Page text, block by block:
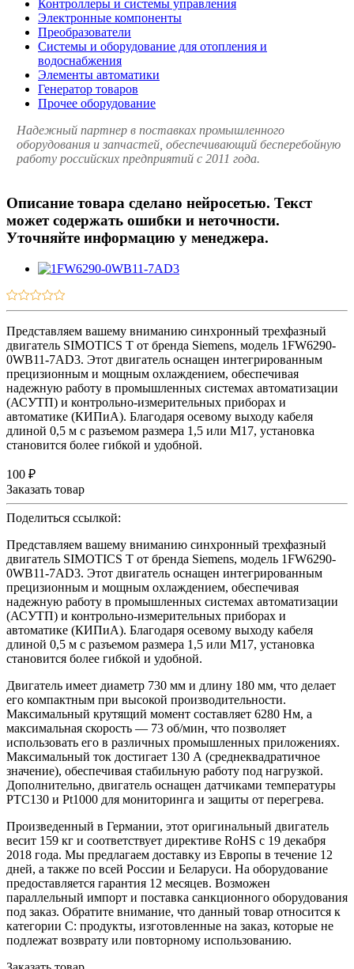
Контроллеры и системы управления
Электронные компоненты
Преобразователи
Системы и оборудование для отопления и
водоснабжения
Элементы автоматики
Генератор товаров
Прочее оборудование
Надежный партнер в поставках промышленного
оборудования и запчастей, обеспечивающий бесперебойную
работу российских предприятий с 2011 года.
Описание товара сделано нейросетью. Текст
может содержать ошибки и неточности.
Уточняйте информацию у менеджера.
Представляем вашему вниманию синхронный трехфазный
двигатель SIMOTICS T от бренда Siemens, модель 1FW6290-
0WB11-7AD3. Этот двигатель оснащен интегрированным
прецизионным и мощным охлаждением, обеспечивая
надежную работу в промышленных системах автоматизации
(АСУТП) и контрольно-измерительных приборах и
автоматике (КИПиА). Благодаря осевому выходу кабеля
длиной 0,5 м с разъемом размера 1,5 или M17, установка
становится более гибкой и удобной.
100 ₽
Заказать товар
Поделиться ссылкой:
Представляем вашему вниманию синхронный трехфазный
двигатель SIMOTICS T от бренда Siemens, модель 1FW6290-
0WB11-7AD3. Этот двигатель оснащен интегрированным
прецизионным и мощным охлаждением, обеспечивая
надежную работу в промышленных системах автоматизации
(АСУТП) и контрольно-измерительных приборах и
автоматике (КИПиА). Благодаря осевому выходу кабеля
длиной 0,5 м с разъемом размера 1,5 или M17, установка
становится более гибкой и удобной.
Двигатель имеет диаметр 730 мм и длину 180 мм, что делает
его компактным при высокой производительности.
Максимальный крутящий момент составляет 6280 Нм, а
максимальная скорость — 73 об/мин, что позволяет
использовать его в различных промышленных приложениях.
Максимальный ток достигает 130 А (среднеквадратичное
значение), обеспечивая стабильную работу под нагрузкой.
Дополнительно, двигатель оснащен датчиками температуры
PTC130 и Pt1000 для мониторинга и защиты от перегрева.
Произведенный в Германии, этот оригинальный двигатель
весит 159 кг и соответствует директиве RoHS с 19 декабря
2018 года. Мы предлагаем доставку из Европы в течение 12
дней, а также по всей России и Беларуси. На оборудование
предоставляется гарантия 12 месяцев. Возможен
параллельный импорт и поставка санкционного оборудования
под заказ. Обратите внимание, что данный товар относится к
категории C: продукты, изготовленные на заказ, которые не
подлежат возврату или повторному использованию.